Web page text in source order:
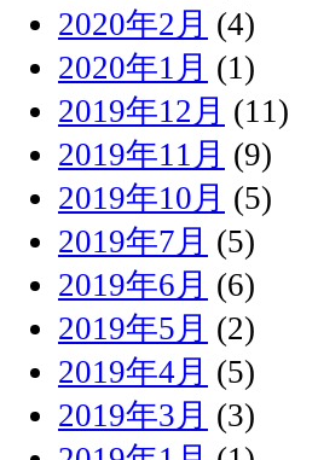
2020年2月 (4)
2020年1月 (1)
2019年12月 (11)
2019年11月 (9)
2019年10月 (5)
2019年7月 (5)
2019年6月 (6)
2019年5月 (2)
2019年4月 (5)
2019年3月 (3)